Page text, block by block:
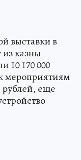
выставки в
казны
10 170 000
мероприятиям
рублей, еще